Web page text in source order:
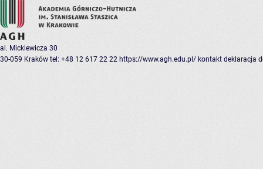
al. Mickiewicza 30
30-059 Kraków tel: +48 12 617 22 22 https://www.agh.edu.pl/ kontakt deklaracja